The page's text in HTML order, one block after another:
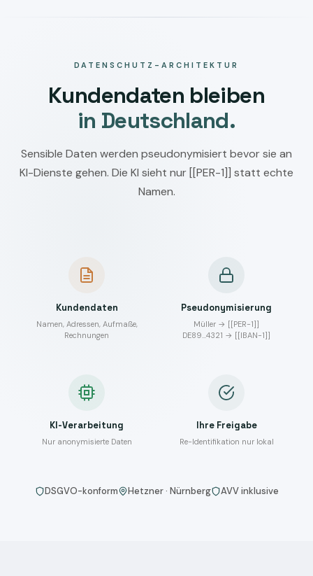
DATENSCHUTZ-ARCHITEKTUR
Kundendaten bleiben
in Deutschland.
Sensible Daten werden pseudonymisiert bevor sie an
KI-Dienste gehen. Die KI sieht nur [[PER-1]] statt echte
Namen.
Kundendaten
Namen, Adressen, Aufmaße,
Rechnungen
Pseudonymisierung
Müller → [[PER-1]]
DE89…4321 → [[IBAN-1]]
KI-Verarbeitung
Nur anonymisierte Daten
Ihre Freigabe
Re-Identifikation nur lokal
DSGVO-konform Hetzner · Nürnberg AVV inklusive